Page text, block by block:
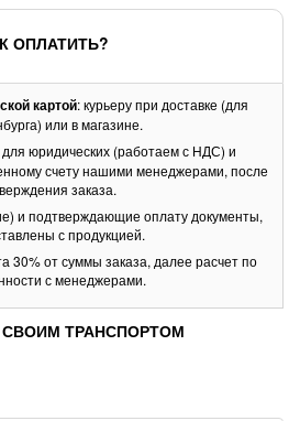
ОПЛАТИТЬ?
картой: курьеру при доставке (для
или в магазине.
для юридических (работаем с НДС) и
счету нашими менеджерами, после
заказа.
и подтверждающие оплату документы,
с продукцией.
30% от суммы заказа, далее расчет по
с менеджерами.
ТРАНСПОРТОМ